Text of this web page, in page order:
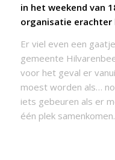
in het weekend van
organisatie erachter
Er viel even een
gemeente
voor het geval er
moest worden als…
iets gebeuren als er
één plek samenkomen.